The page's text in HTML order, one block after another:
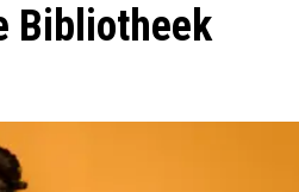
Bibliotheek